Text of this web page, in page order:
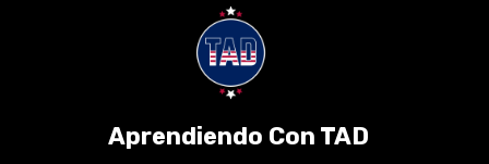
Aprendiendo Con TAD